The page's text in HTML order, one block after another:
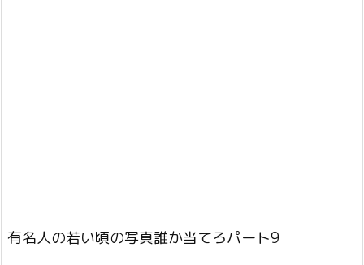
有名人の若い頃の写真誰か当てろパート9